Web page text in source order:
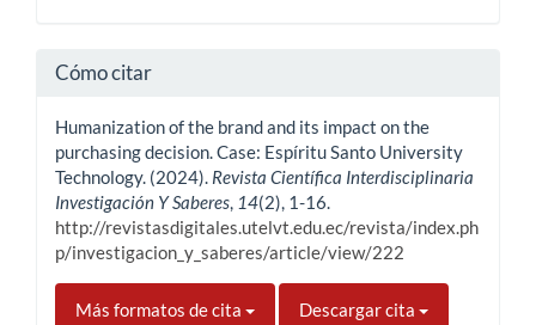
Cómo citar
Humanization of the brand and its impact on the
purchasing decision. Case: Espíritu Santo University
Technology. (2024). Revista Científica Interdisciplinaria
Investigación Y Saberes, 14(2), 1-16.
http://revistasdigitales.utelvt.edu.ec/revista/index.ph
p/investigacion_y_saberes/article/view/222
Más formatos de cita Descargar cita